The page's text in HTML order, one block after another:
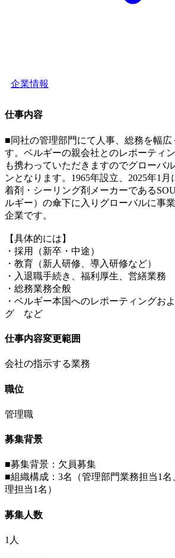
企業情報
仕事内容
■同社の管理部門にて人事、総務を幅広
す。ベルギーの親会社とのレポーティ
も携わっていただきますのでグローバ
ンとなります。1965年設立、2025年1
着剤・シーリング剤メーカーである
ルギー）の傘下に入りグローバルに事
企業です。
【具体的には】
・採用（新卒・中途）
・教育（新人研修、導入研修など）
・入退職手続き、福利厚生、営繕業務
・総務業務全般
・ベルギー本国へのレポーティングお
グ など
仕事内容変更範囲
会社の指示する業務
職位
管理職
募集背景
■募集背景：欠員募集
■組織構成：3名（管理部門業務担当1
理担当1名）
募集人数
1人